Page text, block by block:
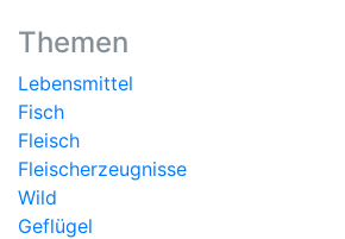
Themen
Lebensmittel
Fisch
Fleisch
Fleischerzeugnisse
Wild
Geflügel